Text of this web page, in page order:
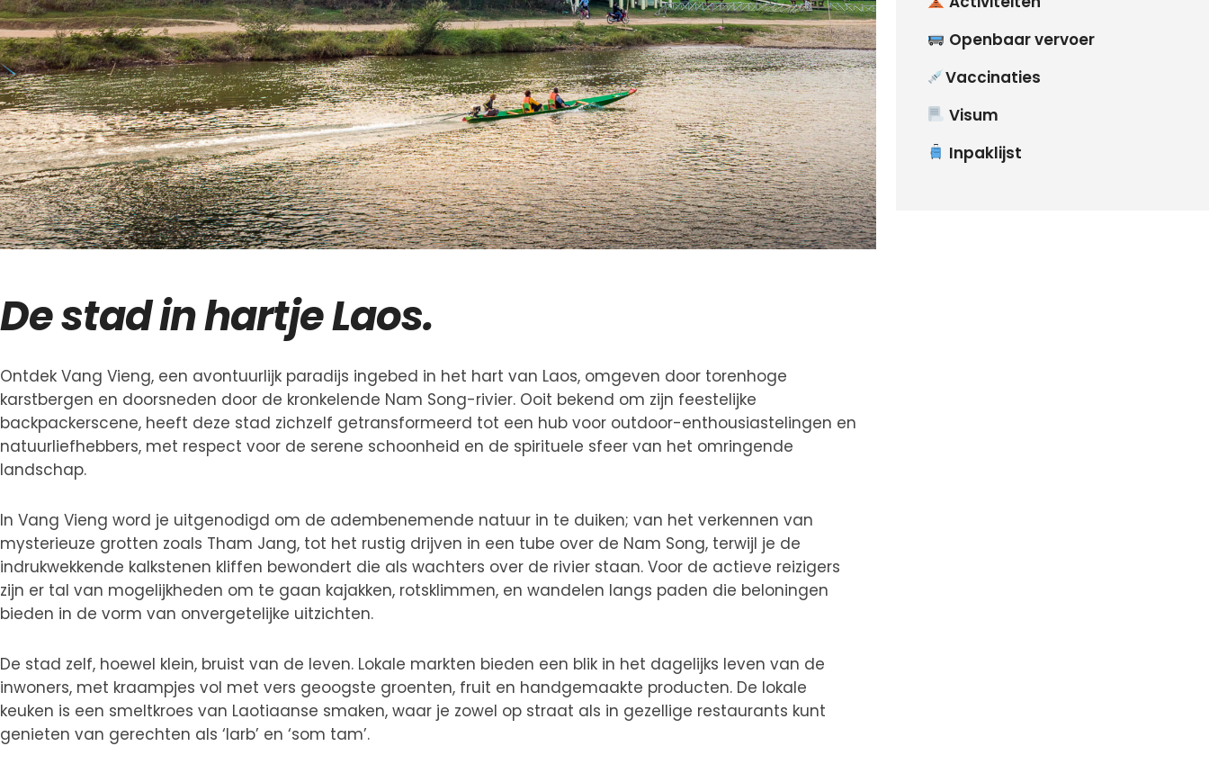
De stad in hartje Laos.
Ontdek Vang Vieng, een avontuurlijk paradijs ingebed in het hart van Laos, omgeven door torenhoge
karstbergen en doorsneden door de kronkelende Nam Song-rivier. Ooit bekend om zijn feestelijke
backpackerscene, heeft deze stad zichzelf getransformeerd tot een hub voor outdoor-enthousiastelingen en
natuurliefhebbers, met respect voor de serene schoonheid en de spirituele sfeer van het omringende
landschap.
In Vang Vieng word je uitgenodigd om de adembenemende natuur in te duiken; van het verkennen van
mysterieuze grotten zoals Tham Jang, tot het rustig drijven in een tube over de Nam Song, terwijl je de
indrukwekkende kalkstenen kliffen bewondert die als wachters over de rivier staan. Voor de actieve reizigers
zijn er tal van mogelijkheden om te gaan kajakken, rotsklimmen, en wandelen langs paden die beloningen
bieden in de vorm van onvergetelijke uitzichten.
De stad zelf, hoewel klein, bruist van de leven. Lokale markten bieden een blik in het dagelijks leven van de
inwoners, met kraampjes vol met vers geoogste groenten, fruit en handgemaakte producten. De lokale
keuken is een smeltkroes van Laotiaanse smaken, waar je zowel op straat als in gezellige restaurants kunt
genieten van gerechten als ‘larb’ en ‘som tam’.
Openbaar vervoer
Vaccinaties
Visum
Inpaklijst